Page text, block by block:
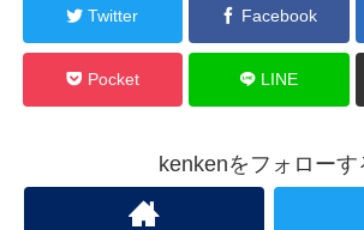
Twitter Facebook
Pocket LINE
kenkenをフォローす